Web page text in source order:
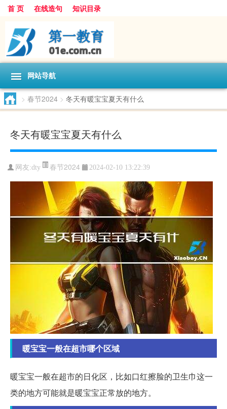
首 页 在线造句 知识目录
网站导航
> 春节2024 > 冬天有暖宝宝夏天有什么
冬天有暖宝宝夏天有什么
网友:dty 春节2024 2024-02-10 13:22:39
暖宝宝一般在超市哪个区域
暖宝宝一般在超市的日化区，比如口红擦脸的卫生巾这一
类的地方可能就是暖宝宝正常放的地方。